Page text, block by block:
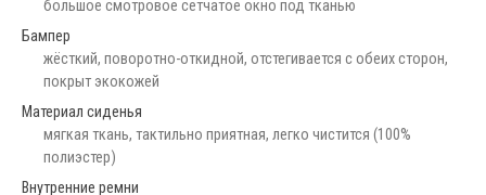
большое смотровое сетчатое окно под тканью
Бампер
жёсткий, поворотно-откидной, отстегивается с обеих сторон,
покрыт экокожей
Материал сиденья
мягкая ткань, тактильно приятная, легко чистится (100%
полиэстер)
Внутренние ремни